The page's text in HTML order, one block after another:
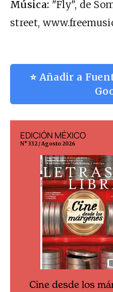
Música: "Fly", de
street,
⭐ Añadir a
EDICIÓN MÉXICO
N° 332 / Agosto 2026
Cine desde los